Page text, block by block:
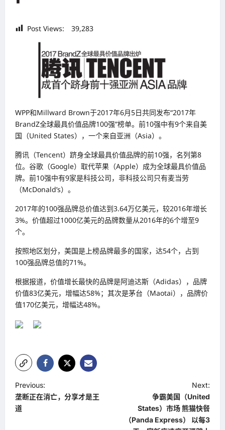
Post Views: 39,283
WPP和Millward Brown于2017年6月5日共同发布“2017年
BrandZ全球最具价值品牌100强”榜单。前10强中有9个来自美
国（United States），一个来自亚洲（Asia）。
腾讯（Tencent）跻身全球最具价值品牌的前10强，名列第8
位。谷歌（Google）取代苹果（Apple）成为全球最具价值品
牌。前10强中有9家是科技公司，非科技公司只有麦当劳
（McDonald’s）。
2017年的100强品牌总价值达到3.64万亿美元，较2016年增长
3%。价值超过1000亿美元的品牌数量从2016年的6个增至9
个。
按照地区划分，美国是上榜品牌最多的国家，达54个，占到
100强品牌总值的71%。
根据报道，价值增长最快的品牌是阿迪达斯（Adidas），品牌
价值83亿美元，增幅达58%；其次是茅台（Maotai），品牌价
值170亿美元，增幅达48%。
P
o
Previous:
垄断正在消亡，分享才是王
道
Next:
争霸美国（United
States）市场 熊猫快餐
（Panda Express） 以每3